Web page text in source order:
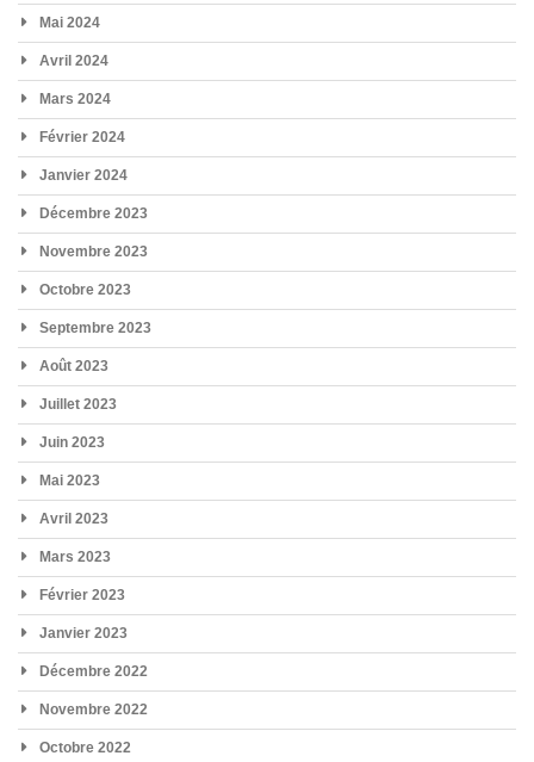
Mai 2024
Avril 2024
Mars 2024
Février 2024
Janvier 2024
Décembre 2023
Novembre 2023
Octobre 2023
Septembre 2023
Août 2023
Juillet 2023
Juin 2023
Mai 2023
Avril 2023
Mars 2023
Février 2023
Janvier 2023
Décembre 2022
Novembre 2022
Octobre 2022